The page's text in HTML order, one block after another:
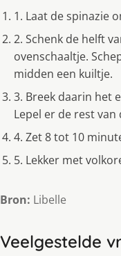
1. Laat de spinazie
2. Schenk de helft
ovenschaaltje.
midden een kuiltje.
3. Breek daarin het
Lepel er de rest
4. Zet 8 tot 10
5. Lekker met
Bron: Libelle
Veelgestelde